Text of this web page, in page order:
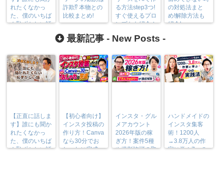
れたくなかっ
た、僕のいちば
ん恥ずかしい話
詐欺⁉︎ 本物との
比較まとめ!
る方法step3つ!
すぐ使えるプロ
ンプトも紹介！
の対処法まと
め!解除方法も
紹介!
最新記事 - New Posts -
【正直に話しま
す】誰にも聞か
れたくなかっ
た、僕のいちば
ん恥ずかしい話
【初心者向け】
インスタ投稿の
作り方！Canva
なら30分でお
しゃれに完成
インスタ・グル
メアカウント
2026年版の稼
ぎ方！案件5種
や撮影許可の取
ハンドメイドの
インスタ集客
術！1200人
→3.8万人の作
家に学ぶ7つの